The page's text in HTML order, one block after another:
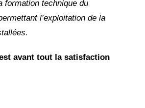
formation technique du
l’exploitation de la
avant tout la satisfaction